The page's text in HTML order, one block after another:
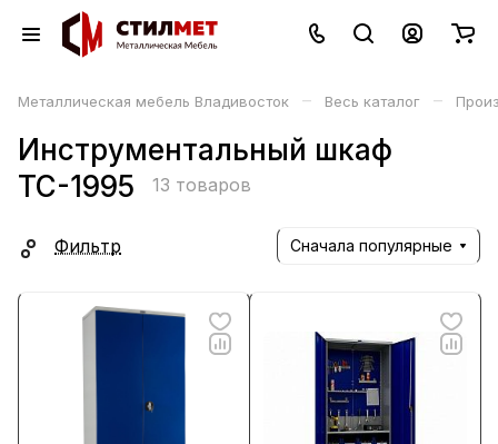
Металлическая мебель Владивосток – Весь каталог –
Инструментальный шкаф
ТС-1995
13 товаров
Фильтр Сначала популярные